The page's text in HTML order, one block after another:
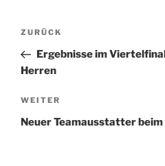
Beitragsnavigation
Vorheriger
Beitrag
ZURÜCK
Ergebnisse im
Herren
Nächster
Beitrag
WEITER
Neuer Teamausstatter beim